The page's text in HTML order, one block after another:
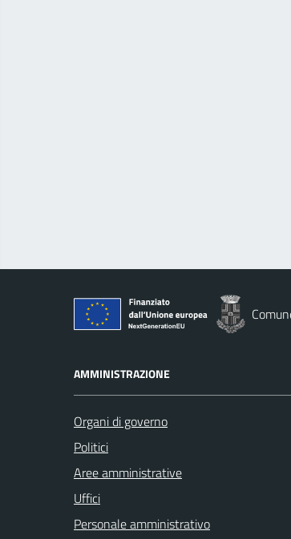
AMMINISTRAZIONE
Organi di governo
Politici
Aree amministrative
Uffici
Personale amministrativo